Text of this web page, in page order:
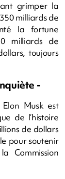
grimper la
milliards de
la fortune
milliards de
toujours
-
Musk est
de l’histoire
de dollars
pour soutenir
Commission